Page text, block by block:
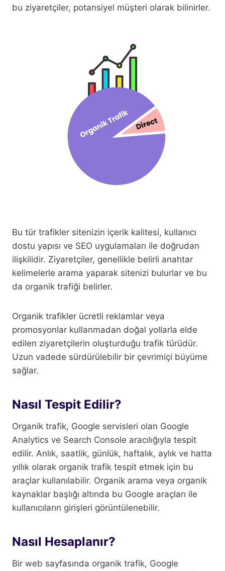
bu ziyaretçiler, potansiyel müşteri olarak bilinirler.
Bu tür trafikler sitenizin içerik kalitesi, kullanıcı
dostu yapısı ve SEO uygulamaları ile doğrudan
ilişkilidir. Ziyaretçiler, genellikle belirli anahtar
kelimelerle arama yaparak sitenizi bulurlar ve bu
da organik trafiği belirler.
Organik trafikler ücretli reklamlar veya
promosyonlar kullanmadan doğal yollarla elde
edilen ziyaretçilerin oluşturduğu trafik türüdür.
Uzun vadede sürdürülebilir bir çevrimiçi büyüme
sağlar.
Nasıl Tespit Edilir?
Organik trafik, Google servisleri olan Google
Analytics ve Search Console aracılığıyla tespit
edilir. Anlık, saatlik, günlük, haftalık, aylık ve hatta
yıllık olarak organik trafik tespit etmek için bu
araçlar kullanılabilir. Organik arama veya organik
kaynaklar başlığı altında bu Google araçları ile
kullanıcıların girişleri görüntülenebilir.
Nasıl Hesaplanır?
Bir web sayfasında organik trafik, Google